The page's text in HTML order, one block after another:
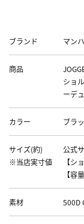
ブランド
マン
商品
ショ
ーデ
カラー ブラ
サイズ(約)
※当店実寸値
公式
【シ
【容
素材 500D